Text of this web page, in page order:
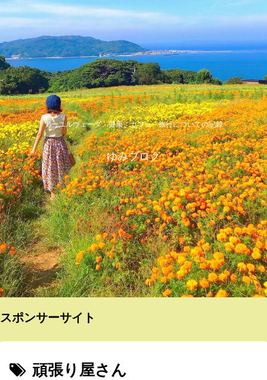
アーユルヴェーダ、健康、カフェ、旅行についての記録
ゆみブログ
スポンサーサイト
頑張り屋さん